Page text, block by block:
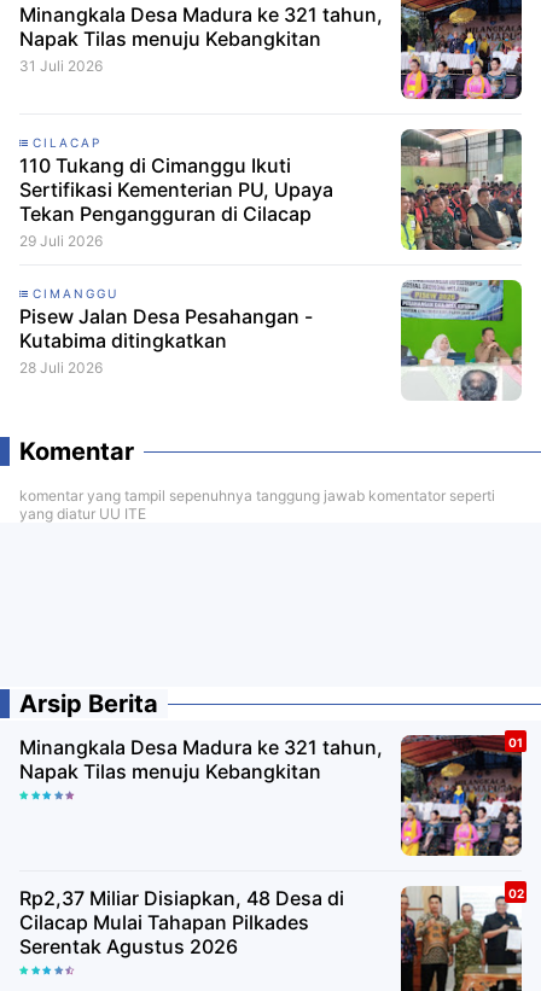
Minangkala Desa Madura ke 321 tahun,
Napak Tilas menuju Kebangkitan
31 Juli 2026
CILACAP
110 Tukang di Cimanggu Ikuti
Sertifikasi Kementerian PU, Upaya
Tekan Pengangguran di Cilacap
29 Juli 2026
CIMANGGU
Pisew Jalan Desa Pesahangan -
Kutabima ditingkatkan
28 Juli 2026
Komentar
komentar yang tampil sepenuhnya tanggung jawab komentator seperti
yang diatur UU ITE
Arsip Berita
Minangkala Desa Madura ke 321 tahun,
Napak Tilas menuju Kebangkitan
Rp2,37 Miliar Disiapkan, 48 Desa di
Cilacap Mulai Tahapan Pilkades
Serentak Agustus 2026